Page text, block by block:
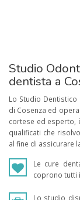
Studio
dentista a
Lo Studio
di Cosenza ed
cortese ed esperto,
qualificati che
al fine di assicurare
Le cure
coprono tutti
Lo studio